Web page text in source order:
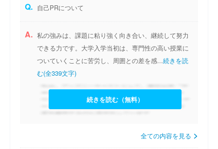
Q. 自己PRについて
A. 私の強みは、課題に粘り強く向き合い、継続して努力
できる力です。大学入学当初は、専門性の高い授業に
ついていくことに苦労し、周囲との差を感...続きを読
む(全339文字)
続きを読む（無料）
全ての内容を見る